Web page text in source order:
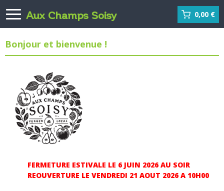
Aux Champs Soisy 0,00 €
Bonjour et bienvenue !
FERMETURE ESTIVALE LE 6 JUIN 2026 AU SOIR
REOUVERTURE LE VENDREDI 21 AOUT 2026 A 10H00